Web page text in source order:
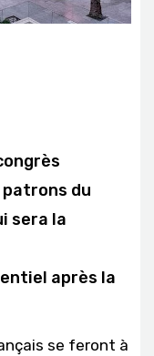
du
sera la
après la
se feront à